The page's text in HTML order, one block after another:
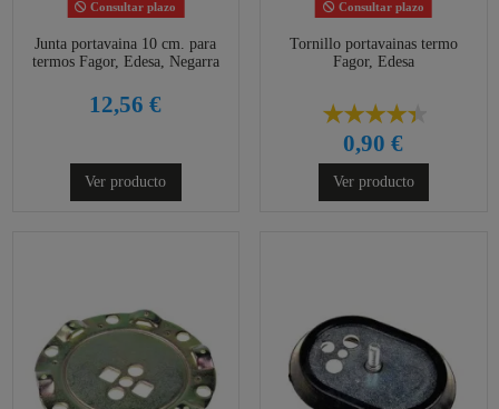
Consultar plazo
Junta portavaina 10 cm. para
termos Fagor, Edesa, Negarra
12,56 €
Ver producto
Consultar plazo
Tornillo portavainas termo
Fagor, Edesa
0,90 €
Ver producto